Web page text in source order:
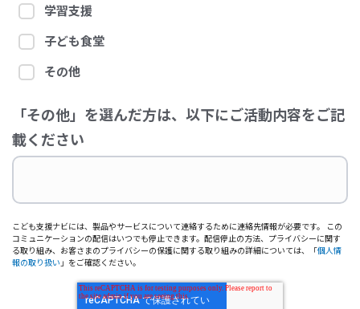
学習支援
子ども食堂
その他
「その他」を選んだ方は、以下にご活動内容をご記
載ください
こども支援ナビには、製品やサービスについて連絡するために連絡先情報が必要です。 この
コミュニケーションの配信はいつでも停止できます。配信停止の方法、プライバシーに関す
る取り組み、お客さまのプライバシーの保護に関する取り組みの詳細については、「個人情
報の取り扱い 」をご確認ください。